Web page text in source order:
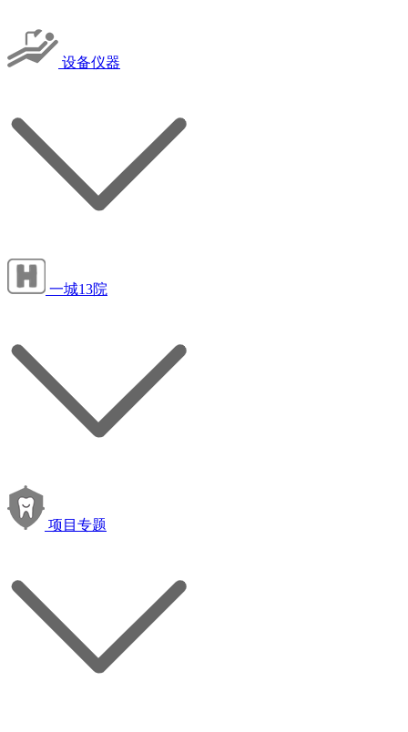
设备仪器
一城13院
项目专题